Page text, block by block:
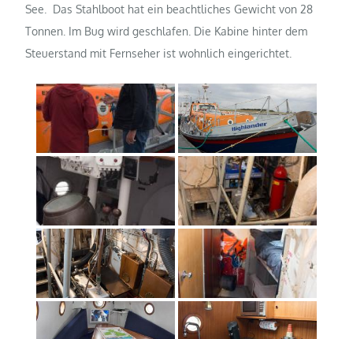
See. Das Stahlboot hat ein beachtliches Gewicht von 28
Tonnen. Im Bug wird geschlafen. Die Kabine hinter dem
Steuerstand mit Fernseher ist wohnlich eingerichtet.